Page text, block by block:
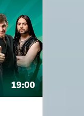
19:00